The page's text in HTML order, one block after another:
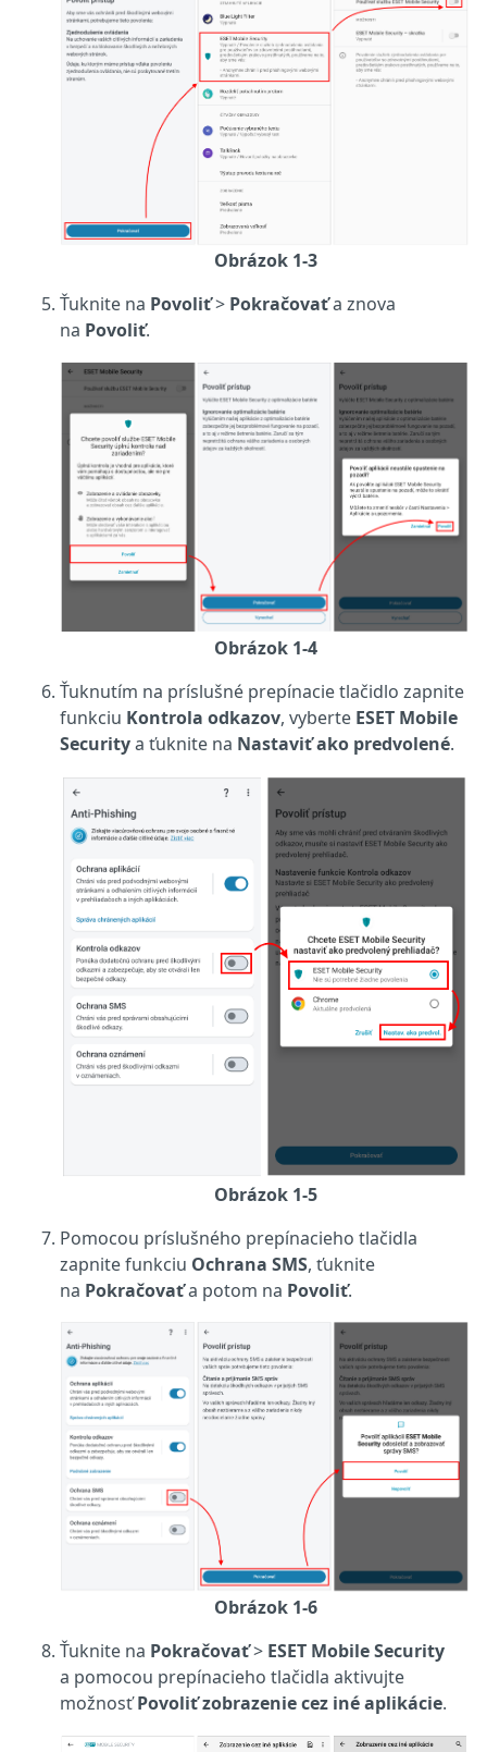
Obrázok 1-3
Ťuknite na Povoliť> Pokračovaťa znova
na Povoliť.
Obrázok 1-4
Ťuknutím na príslušné prepínacie tlačidlo zapnite
funkciu Kontrola odkazov, vyberte ESET Mobile
Securitya ťuknite na Nastaviť ako predvolené.
Obrázok 1-5
Pomocou príslušného prepínacieho tlačidla
zapnite funkciu Ochrana SMS, ťuknite
na Pokračovaťa potom na Povoliť.
Obrázok 1-6
Ťuknite na Pokračovať> ESET Mobile Security
a pomocou prepínacieho tlačidla aktivujte
možnosťPovoliť zobrazenie cez iné aplikácie.